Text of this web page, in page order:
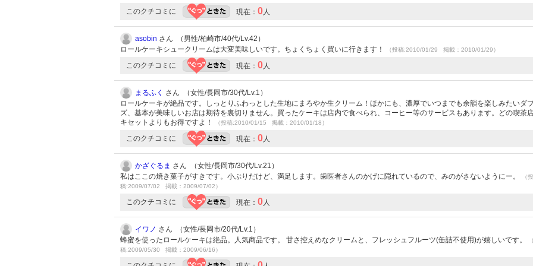
このクチコミに 現在： 0 人
asobin さん （男性/柏崎市/40代/Lv.42）
ロールケーキシュークリームは大変美味しいです。ちょくちょく買いに行きます！
（投稿:2010/01/29 掲載：2010/01/29）
このクチコミに 現在： 0 人
まるふく さん （女性/長岡市/30代/Lv.1）
ロールケーキが絶品です。しっとりふわっとした生地にまろやか生クリーム！ほかにも、濃厚でいつまでも余韻を楽しみたいダ
ズ、基本が美味しいお店は期待を裏切りません。買ったケーキは店内で食べられ、コーヒー等のサービスもあります。どの喫茶
キセットよりもお得ですよ！
（投稿:2010/01/15 掲載：2010/01/18）
このクチコミに 現在： 0 人
かざぐるま さん （女性/長岡市/30代/Lv.21）
私はここの焼き菓子がすきです。小ぶりだけど、満足します。歯医者さんのかげに隠れているので、みのがさないようにー。
（投
稿:2009/07/02 掲載：2009/07/02）
このクチコミに 現在： 0 人
イワノ さん （女性/長岡市/20代/Lv.1）
蜂蜜を使ったロールケーキは絶品。人気商品です。 甘さ控えめなクリームと、フレッシュフルーツ(缶詰不使用)が嬉しいです。
稿:2009/05/30 掲載：2009/06/16）